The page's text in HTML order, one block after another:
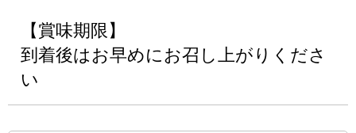
【賞味期限】
到着後はお早めにお召し上がりくださ
い